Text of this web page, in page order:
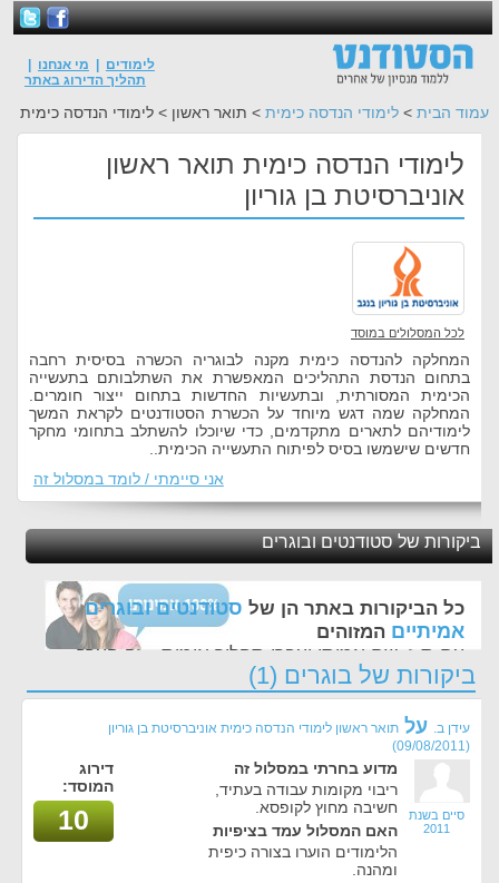
לימודים מי אנחנו
תהליך הדירוג באתר
עמוד הבית > לימודי הנדסה כימית > תואר ראשון > לימודי הנדסה כימית
לימודי הנדסה כימית תואר ראשון
אוניברסיטת בן גוריון
לכל המסלולים במוסד
המחלקה להנדסה כימית מקנה לבוגריה הכשרה בסיסית רחבה
בתחום הנדסת התהליכים המאפשרת את השתלבותם בתעשייה
הכימית המסורתית, ובתעשיות החדשות בתחום ייצור חומרים.
המחלקה שמה דגש מיוחד על הכשרת הסטודנטים לקראת המשך
לימודיהם לתארים מתקדמים, כדי שיוכלו להשתלב בתחומי מחקר
חדשים שישמשו בסיס לפיתוח התעשייה הכימית..
אני סיימתי / לומד במסלול זה
ביקורות של סטודנטים ובוגרים
כל הביקורות באתר הן של סטודנטים ובוגרים
אמיתיים המזוהים
עם ת.ז, שם אמיתי ועברו תהליך אימות - זה הערך
החשוב לנו ביותר באתר
ביקורות של בוגרים (1)
עידן ב. על תואר ראשון לימודי הנדסה כימית אוניברסיטת בן גוריון
(09/08/2011)
סיים בשנת
2011
מדוע בחרתי במסלול זה
ריבוי מקומות עבודה בעתיד,
חשיבה מחוץ לקופסא.
האם המסלול עמד בציפיות
הלימודים הוערו בצורה כיפית
ומהנה.
דירוג
המוסד:
10